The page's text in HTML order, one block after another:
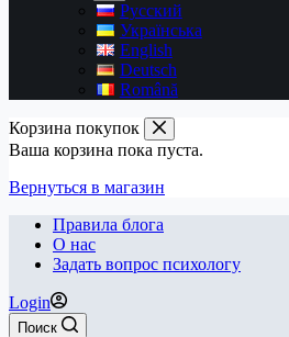
Русский
Українська
English
Deutsch
Română
Корзина покупок
Ваша корзина пока пуста.
Вернуться в магазин
Правила блога
О нас
Задать вопрос психологу
Login
Поиск